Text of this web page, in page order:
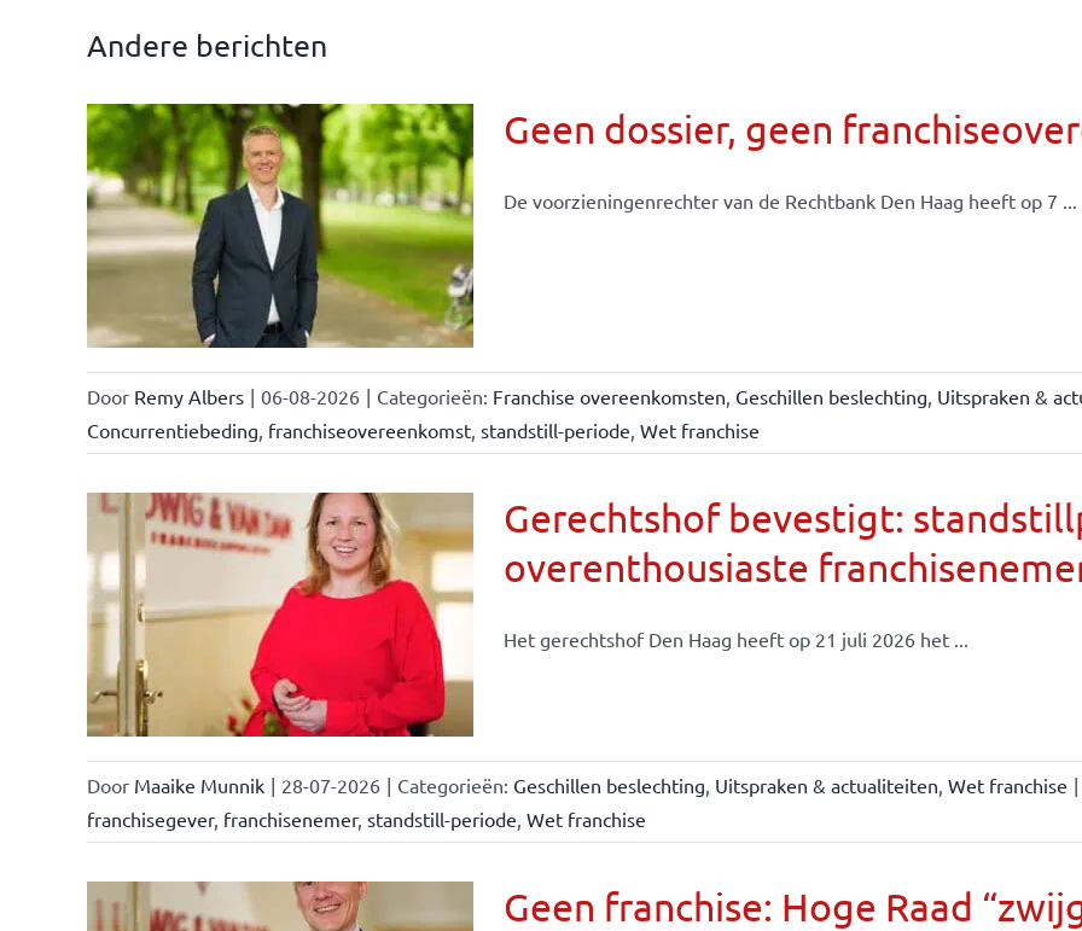
Andere berichten
Geen dossier, geen
De voorzieningenrechter van de Rechtbank Den Haag heeft op 7 ...
Door Remy Albers | 06-08-2026 | Categorieën: Franchise overeenkomsten, Geschillen beslechting, Uitspraken &
Concurrentiebeding, franchiseovereenkomst, standstill-periode, Wet franchise
Gerechtshof bevestigt:
overenthousiaste
Het gerechtshof Den Haag heeft op 21 juli 2026 het ...
Door Maaike Munnik | 28-07-2026 | Categorieën: Geschillen beslechting, Uitspraken & actualiteiten, Wet franchise |
franchisegever, franchisenemer, standstill-periode, Wet franchise
Geen franchise: Hoge Raad